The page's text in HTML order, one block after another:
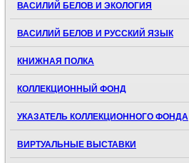
ВАСИЛИЙ БЕЛОВ И ЭКОЛОГИЯ
ВАСИЛИЙ БЕЛОВ И РУССКИЙ ЯЗЫК
КНИЖНАЯ ПОЛКА
КОЛЛЕКЦИОННЫЙ ФОНД
УКАЗАТЕЛЬ КОЛЛЕКЦИОННОГО ФОНДА
ВИРТУАЛЬНЫЕ ВЫСТАВКИ